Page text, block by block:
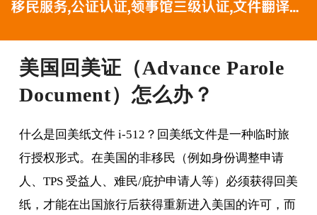
美国回美证（Advance Parole
Document）怎么办？
什么是回美纸文件 i-512？回美纸文件是一种临时旅
行授权形式。在美国的非移民（例如身份调整申请
人、TPS 受益人、难民/庇护申请人等）必须获得回美
纸，才能在出国旅行后获得重新进入美国的许可，而